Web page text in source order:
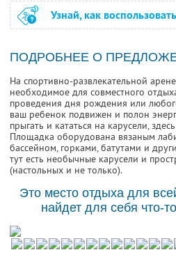
Узнай, как
ПОДРОБНЕЕ О
На спортивно-развлекательной арене
необходимое для совместного
проведения дня рождения или
ваш ребенок подвижен и полон
прыгать и кататься на карусели,
Площадка оборудована вязаным
бассейном, горками, батутами и
тут есть необычные карусели и
(настольных и не только).
Это место отдыха для
найдет для себя что-